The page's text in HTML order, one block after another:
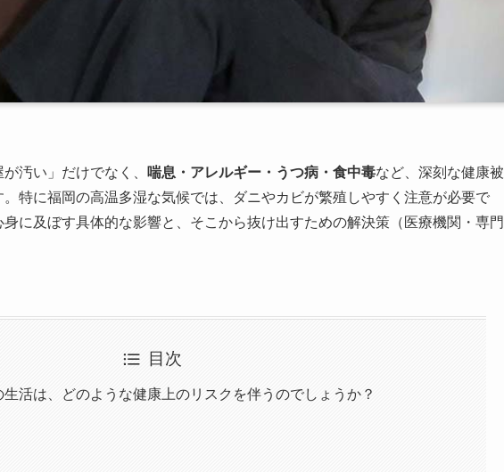
汚い」だけでなく、 喘息・アレルギー・うつ病・食中毒など、深刻な健康被
特に福岡の高温多湿な気候では、ダニやカビが繁殖しやすく注意が必要で
に及ぼす具体的な影響と、そこから抜け出すための解決策（医療機関・専門
目次
活は、どのような健康上のリスクを伴うのでしょうか？